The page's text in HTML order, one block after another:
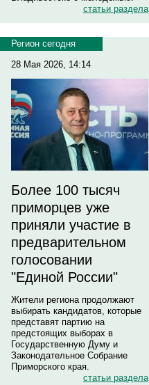
статьи раздела
Регион сегодня
28 Мая 2026, 14:14
Более 100 тысяч
приморцев уже
приняли участие в
предварительном
голосовании
"Единой России"
Жители региона продолжают
выбирать кандидатов, которые
представят партию на
предстоящих выборах в
Государственную Думу и
Законодательное Собрание
Приморского края.
статьи раздела